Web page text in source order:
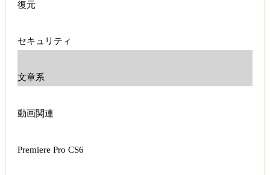
復元
セキュリティ
文章系
動画関連
Premiere Pro CS6